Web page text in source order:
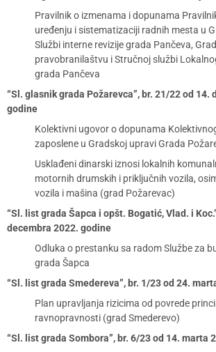
Pravilnik o izmenama i dopunama
uređenju i sistematizaciji radnih mesta u
Službi interne revizije grada Pančeva,
pravobranilaštvu i Stručnoj službi
grada Pančeva
“Sl. glasnik grada Požarevca”, br. 21/22 od 14.
godine
Kolektivni ugovor o dopunama
zaposlene u Gradskoj upravi Grada
Usklađeni dinarski iznosi lokalnih
motornih drumskih i priključnih vozila,
vozila i mašina (grad Požarevac)
“Sl. list grada Šapca i opšt. Bogatić, Vlad. i
decembra 2022. godine
Odluka o prestanku sa radom Službe za
grada Šapca
“Sl. list grada Smedereva”, br. 1/23 od 24.
Plan upravljanja rizicima od povrede
ravnopravnosti (grad Smederevo)
“Sl. list grada Sombora”, br. 6/23 od 14. marta